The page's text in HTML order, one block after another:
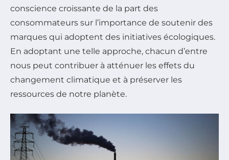
conscience croissante de la part des
consommateurs sur l’importance de soutenir des
marques qui adoptent des initiatives écologiques.
En adoptant une telle approche, chacun d’entre
nous peut contribuer à atténuer les effets du
changement climatique et à préserver les
ressources de notre planète.